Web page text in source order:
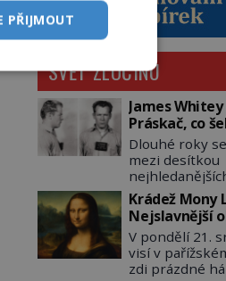
SVĚT ZLOČINU
James
Práskač, co
práskačích
Dlouhé roky
mezi desítkou
dopracuje to až
dvě – hned po
Ládinovi
James
(1929–2018)
spoluúčasti na
Krádež Mony
Nejslavnější
zůstane dva
nezvěstný
V pondělí 21.
visí v
zdi prázdné
PŘIJMOUT